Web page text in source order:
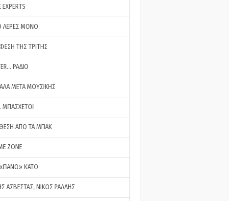
EXPERTS
ΛΕΡΕΣ ΜΟΝΟ
ΤΗΣ ΤΡΙΤΗΣ
ΡΑΔΙΟ
ΜΕΤΑ ΜΟΥΣΙΚΗΣ
ΜΠΑΣΧΕΤΟΙ
ΑΠΟ ΤΑ ΜΠΑΚ
ZONE
ΚΑΤΩ
ΑΣΒΕΣΤΑΣ, ΝΙΚΟΣ ΡΑΛΛΗΣ